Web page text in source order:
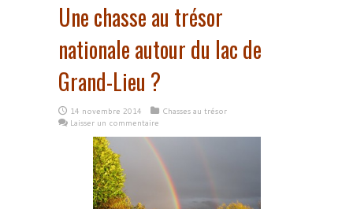
Une chasse au trésor
nationale autour du lac de
Grand-Lieu ?
14 novembre 2014
Chasses au trésor
Laisser un commentaire